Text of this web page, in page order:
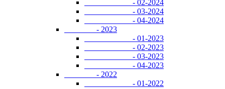
- 02-2024
- 03-2024
- 04-2024
- 2023
- 01-2023
- 02-2023
- 03-2023
- 04-2023
- 2022
- 01-2022